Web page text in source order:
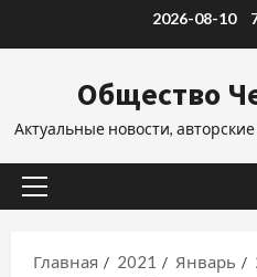
2026-08-10
Общество
Актуальные новости,
Основное
Главная
2021 Январь